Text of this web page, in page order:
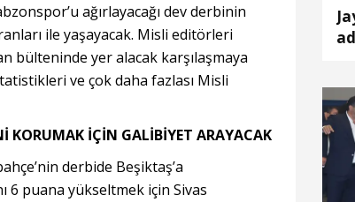
ağırlayacağı dev derbinin
ile yaşayacak. Misli editörleri
bülteninde yer alacak karşılaşmaya
ve çok daha fazlası Misli
KORUMAK İÇİN GALİBİYET ARAYACAK
derbide Beşiktaş’a
6 puana yükseltmek için Sivas